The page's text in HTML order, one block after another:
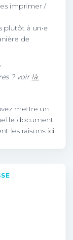
imprimer /
plutôt à un•e
de
? voir là.
mettre un
le document
les raisons ici.